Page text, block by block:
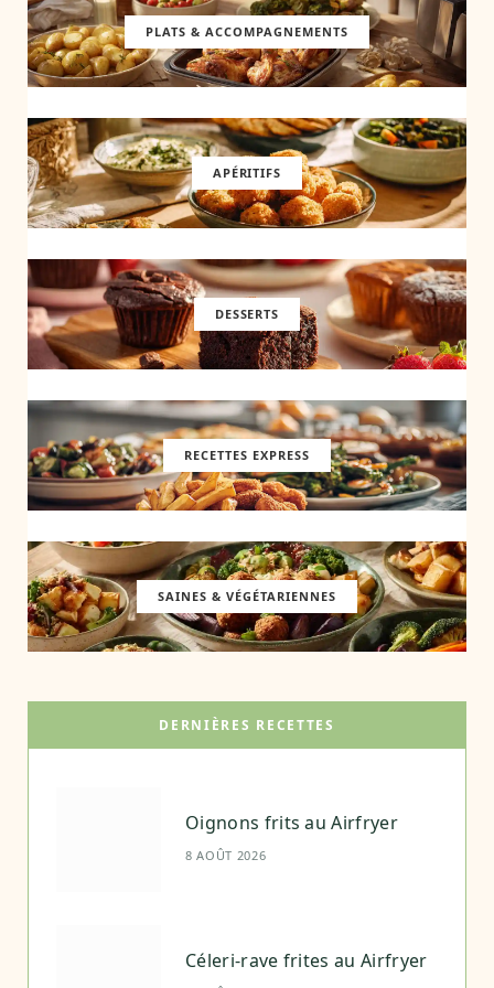
PLATS & ACCOMPAGNEMENTS
APÉRITIFS
DESSERTS
RECETTES EXPRESS
SAINES & VÉGÉTARIENNES
DERNIÈRES RECETTES
Oignons frits au Airfryer
8 AOÛT 2026
Céleri-rave frites au Airfryer